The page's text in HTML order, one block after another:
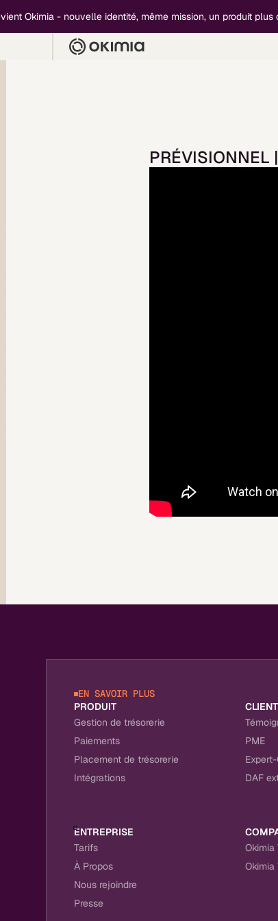
Okimia - nouvelle identité, même mission, un produit plus
EN SAVOIR PLUS
PRODUIT
Gestion de trésorerie
Paiements
Placement de trésorerie
Intégrations
PME
DAF
ENTREPRISE
Tarifs
À Propos
Nous rejoindre
Presse
Okimia
Okimia